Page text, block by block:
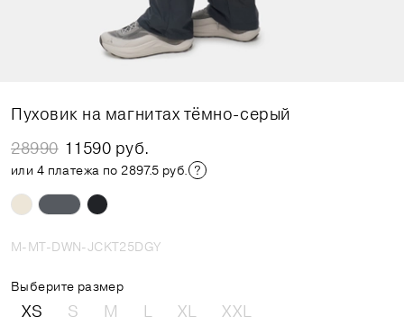
Пуховик на магнитах тёмно-серый
28990 11590 руб.
или 4 платежа по 2897.5 руб.
M-MT-DWN-JCKT25DGY
Выберите размер
XS S M L XL XXL